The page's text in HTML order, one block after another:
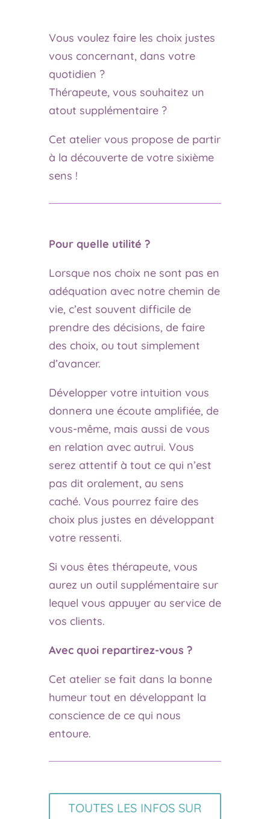
Vous voulez faire les choix justes
vous concernant, dans votre
quotidien ?
Thérapeute, vous souhaitez un
atout supplémentaire ?
Cet atelier vous propose de partir
à la découverte de votre sixième
sens !
Pour quelle utilité ?
Lorsque nos choix ne sont pas en
adéquation avec notre chemin de
vie, c’est souvent difficile de
prendre des décisions, de faire
des choix, ou tout simplement
d’avancer.
Développer votre intuition vous
donnera une écoute amplifiée, de
vous-même, mais aussi de vous
en relation avec autrui. Vous
serez attentif à tout ce qui n’est
pas dit oralement, au sens
caché. Vous pourrez faire des
choix plus justes en développant
votre ressenti.
Si vous êtes thérapeute, vous
aurez un outil supplémentaire sur
lequel vous appuyer au service de
vos clients.
Avec quoi repartirez-vous ?
Cet atelier se fait dans la bonne
humeur tout en développant la
conscience de ce qui nous
entoure.
TOUTES LES INFOS SUR